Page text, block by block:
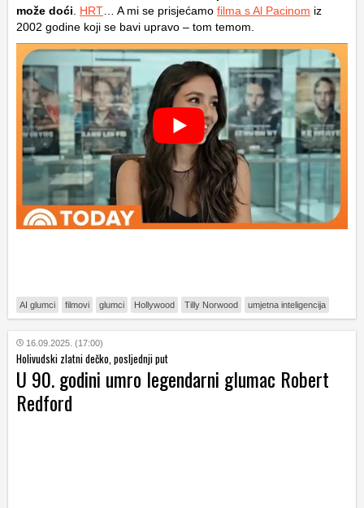
može doći
HRT … A mi se prisjećamo filma s Al Pacinom iz
2002 godine koji se bavi upravo – tom temom.
AI glumci filmovi glumci Hollywood Tilly Norwood umjetna inteligencija
16.09.2025. (17:00)
Holivudski zlatni dečko, posljednji put
U 90. godini umro legendarni glumac Robert
Redford